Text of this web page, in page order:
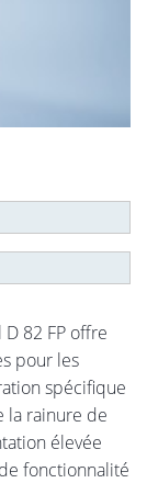
82 FP offre
pour les
spécifique
la rainure de
élevée
fonctionnalité